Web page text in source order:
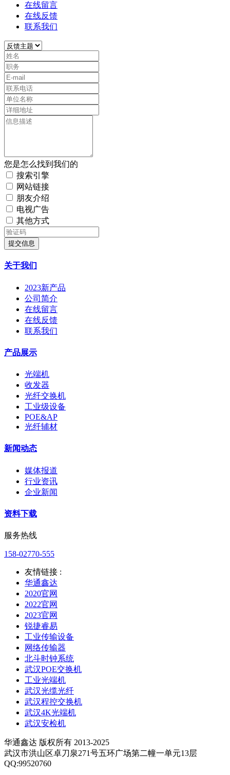
在线留言
在线反馈
联系我们
您是怎么找到我们的
搜索引擎
网站链接
朋友介绍
电视广告
其他方式
提交信息
关于我们
2023新产品
公司简介
在线留言
在线反馈
联系我们
产品展示
光端机
收发器
光纤交换机
工业级设备
POE&AP
光纤辅材
新闻动态
媒体报道
行业资讯
企业新闻
资料下载
服务热线
158-02770-555
友情链接 :
华通鑫达
2020官网
2022官网
2023官网
锐捷睿易
工业传输设备
网络传输器
北斗时钟系统
武汉POE交换机
工业光端机
武汉光缆光纤
武汉程控交换机
武汉4K光端机
武汉安检机
华通鑫达 版权所有 2013-2025
武汉市洪山区卓刀泉271号五环广场第二幢一单元13层
QQ:99520760